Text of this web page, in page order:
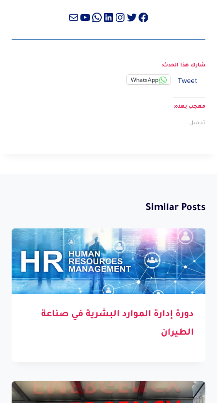
فيسبوك
تويترإنستجرام
لينكد إن واتساب
يوتيوب
بريد
شارك هذا الحدث:
Tweet
WhatsApp
معجب بهذه:
تحميل...
Similar Posts
دورة إدارة الموارد البشرية في صناعة
الطيران